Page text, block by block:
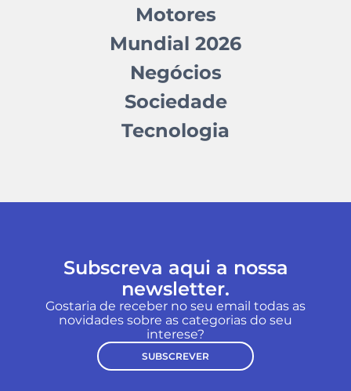
Motores
Mundial 2026
Negócios
Sociedade
Tecnologia
Subscreva aqui a nossa
newsletter.
Gostaria de receber no seu email todas as
novidades sobre as categorias do seu
interese?
SUBSCREVER